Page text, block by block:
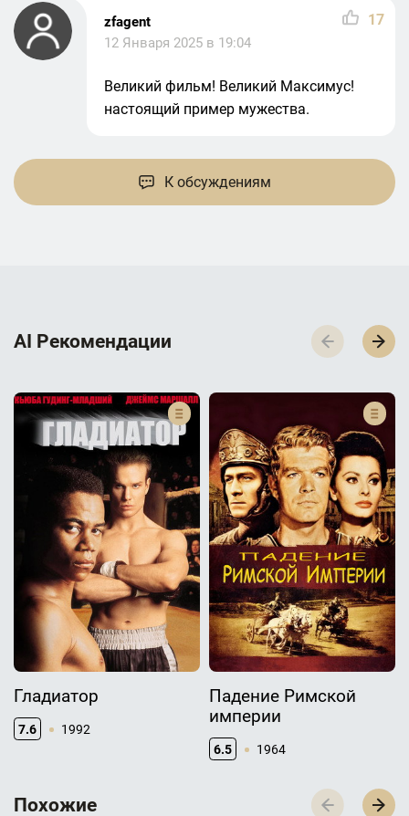
zfagent
12 Января 2025 в 19:04
Великий фильм! Великий Максимус!
настоящий пример мужества.
17
К обсуждениям
AI Р­е­к­о­м­е­н­д­а­ц­и­и
Гладиатор
7.6 1992
Падение Римской
империи
6.5 1964
П­­­о­­­х­­­о­­­ж­­­и­­­е